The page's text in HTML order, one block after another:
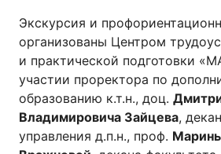
Экскурсия и
организованы Центром
и практической подготовки
участии проректора по
образованию к.т.н., доц.
Владимировича Зайцева,
управления д.п.н., проф.